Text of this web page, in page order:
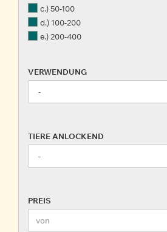
c.) 50-100
d.) 100-200
e.) 200-400
VERWENDUNG
VERWENDUNG
TIERE
ANLOCKEND
TIERE ANLOCKEND
PREIS
PREIS
Preis bis